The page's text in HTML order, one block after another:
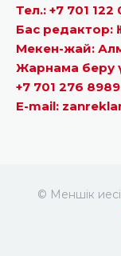
Тел.: +7 701 122
Бас редактор:
Мекен-жай:
Жарнама беру
+7 701 276 8989
E-mail:
© Меншік